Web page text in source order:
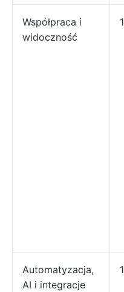
Współpraca i
widoczność
Automatyzacja,
AI i integracje